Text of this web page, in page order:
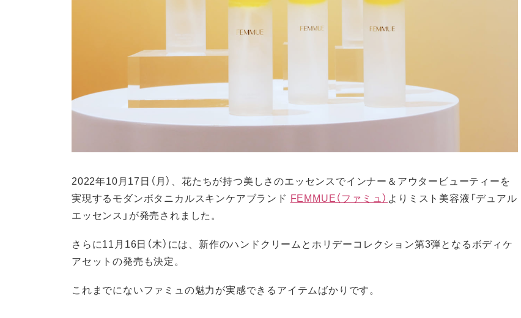
2022年10月17日（月）、花たちが持つ美しさのエッセンスでインナー＆アウタービューティーを
実現するモダンボタニカルスキンケアブランド FEMMUE（ファミュ） よりミスト美容液「デュアル
エッセンス」が発売されました。
さらに11月16日（木）には、新作のハンドクリームとホリデーコレクション第3弾となるボディケ
アセットの発売も決定。
これまでにないファミュの魅力が実感できるアイテムばかりです。